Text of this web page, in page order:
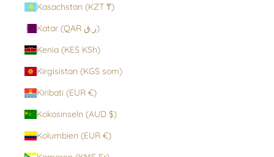
Kasachstan (KZT ₸)
Katar (QAR ر.ق)
Kenia (KES KSh)
Kirgisistan (KGS som)
Kiribati (EUR €)
Kokosinseln (AUD $)
Kolumbien (EUR €)